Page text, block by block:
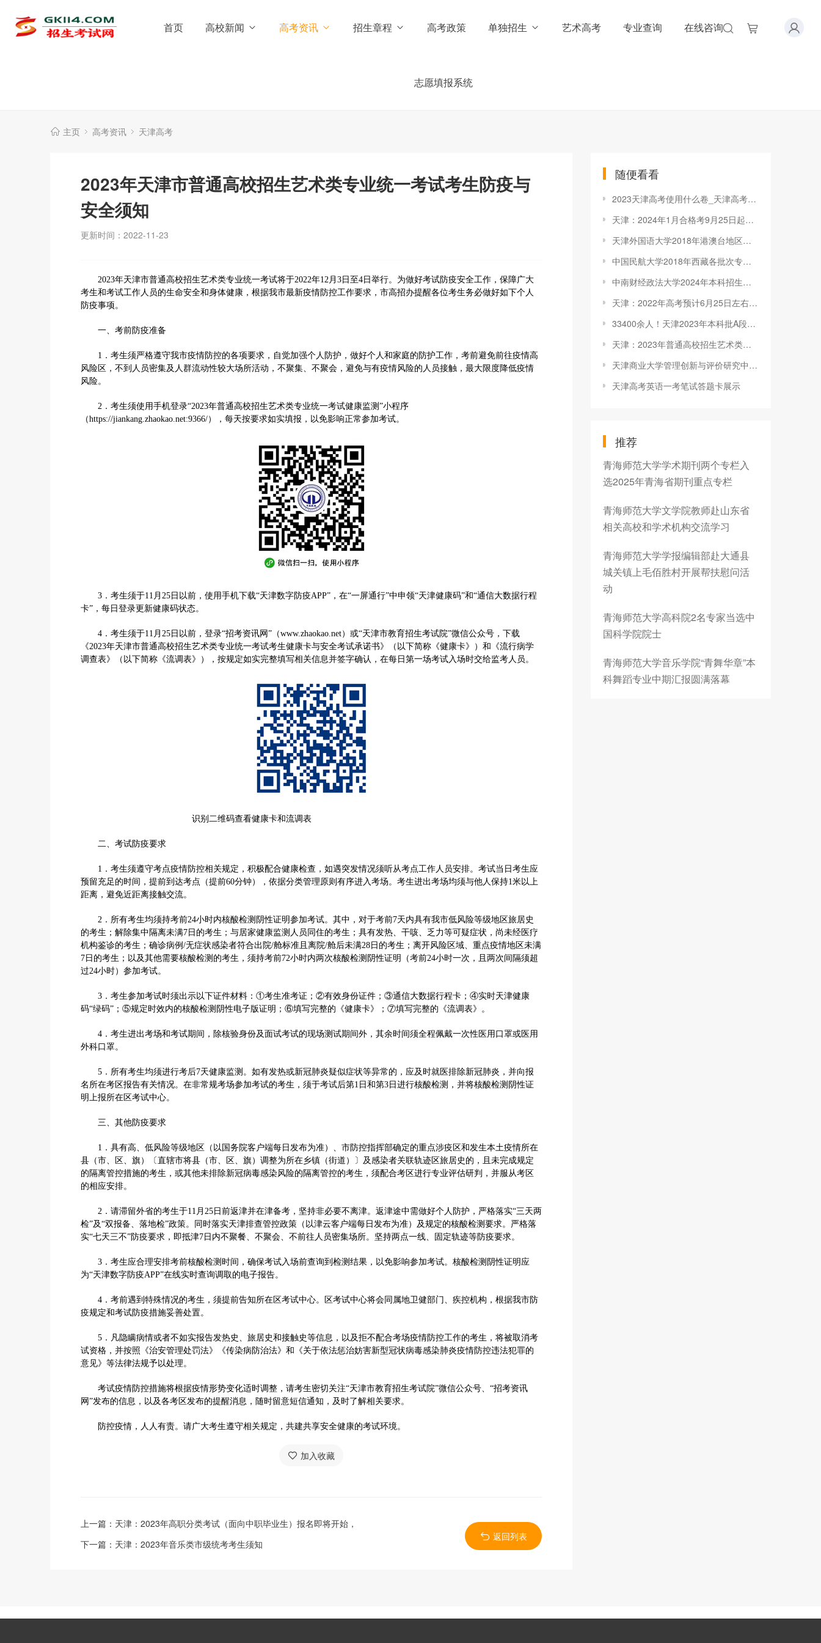
首页 高校新闻 高考资讯 招生章程 高考政策 单独招生 艺术高考 专业查询 在线咨询
志愿填报系统
主页 高考资讯 天津高考
2023年天津市普通高校招生艺术类专业统一考试考生防疫与
安全须知
更新时间：2022-11-23
2023年天津市普通高校招生艺术类专业统一考试将于2022年12月3日至4日举行。为做好考试防疫安全工作，保障广大
考生和考试工作人员的生命安全和身体健康，根据我市最新疫情防控工作要求，市高招办提醒各位考生务必做好如下个人
防疫事项。
一、考前防疫准备
1．考生须严格遵守我市疫情防控的各项要求，自觉加强个人防护，做好个人和家庭的防护工作，考前避免前往疫情高
风险区，不到人员密集及人群流动性较大场所活动，不聚集、不聚会，避免与有疫情风险的人员接触，最大限度降低疫情
风险。
2．考生须使用手机登录“2023年普通高校招生艺术类专业统一考试健康监测”小程序
（https://jiankang.zhaokao.net:9366/），每天按要求如实填报，以免影响正常参加考试。
3．考生须于11月25日以前，使用手机下载“天津数字防疫APP”，在“一屏通行”中申领“天津健康码”和“通信大数据行程
卡”，每日登录更新健康码状态。
4．考生须于11月25日以前，登录“招考资讯网”（www.zhaokao.net）或“天津市教育招生考试院”微信公众号，下载
《2023年天津市普通高校招生艺术类专业统一考试考生健康卡与安全考试承诺书》（以下简称《健康卡》）和《流行病学
调查表》（以下简称《流调表》），按规定如实完整填写相关信息并签字确认，在每日第一场考试入场时交给监考人员。
识别二维码查看健康卡和流调表
二、考试防疫要求
1．考生须遵守考点疫情防控相关规定，积极配合健康检查，如遇突发情况须听从考点工作人员安排。考试当日考生应
预留充足的时间，提前到达考点（提前60分钟），依据分类管理原则有序进入考场。考生进出考场均须与他人保持1米以上
距离，避免近距离接触交流。
2．所有考生均须持考前24小时内核酸检测阴性证明参加考试。其中，对于考前7天内具有我市低风险等级地区旅居史
的考生；解除集中隔离未满7日的考生；与居家健康监测人员同住的考生；具有发热、干咳、乏力等可疑症状，尚未经医疗
机构鉴诊的考生；确诊病例/无症状感染者符合出院/舱标准且离院/舱后未满28日的考生；离开风险区域、重点疫情地区未满
7日的考生；以及其他需要核酸检测的考生，须持考前72小时内两次核酸检测阴性证明（考前24小时一次，且两次间隔须超
过24小时）参加考试。
3．考生参加考试时须出示以下证件材料：①考生准考证；②有效身份证件；③通信大数据行程卡；④实时天津健康
码“绿码”；⑤规定时效内的核酸检测阴性电子版证明；⑥填写完整的《健康卡》；⑦填写完整的《流调表》。
4．考生进出考场和考试期间，除核验身份及面试考试的现场测试期间外，其余时间须全程佩戴一次性医用口罩或医用
外科口罩。
5．所有考生均须进行考后7天健康监测。如有发热或新冠肺炎疑似症状等异常的，应及时就医排除新冠肺炎，并向报
名所在考区报告有关情况。在非常规考场参加考试的考生，须于考试后第1日和第3日进行核酸检测，并将核酸检测阴性证
明上报所在区考试中心。
三、其他防疫要求
1．具有高、低风险等级地区（以国务院客户端每日发布为准）、市防控指挥部确定的重点涉疫区和发生本土疫情所在
县（市、区、旗）〔直辖市将县（市、区、旗）调整为所在乡镇（街道）〕及感染者关联轨迹区旅居史的，且未完成规定
的隔离管控措施的考生，或其他未排除新冠病毒感染风险的隔离管控的考生，须配合考区进行专业评估研判，并服从考区
的相应安排。
2．请滞留外省的考生于11月25日前返津并在津备考，坚持非必要不离津。返津途中需做好个人防护，严格落实“三天两
检”及“双报备、落地检”政策。同时落实天津排查管控政策（以津云客户端每日发布为准）及规定的核酸检测要求。严格落
实“七天三不”防疫要求，即抵津7日内不聚餐、不聚会、不前往人员密集场所。坚持两点一线、固定轨迹等防疫要求。
3．考生应合理安排考前核酸检测时间，确保考试入场前查询到检测结果，以免影响参加考试。核酸检测阴性证明应
为“天津数字防疫APP”在线实时查询调取的电子报告。
4．考前遇到特殊情况的考生，须提前告知所在区考试中心。区考试中心将会同属地卫健部门、疾控机构，根据我市防
疫规定和考试防疫措施妥善处置。
5．凡隐瞒病情或者不如实报告发热史、旅居史和接触史等信息，以及拒不配合考场疫情防控工作的考生，将被取消考
试资格，并按照《治安管理处罚法》《传染病防治法》和《关于依法惩治妨害新型冠状病毒感染肺炎疫情防控违法犯罪的
意见》等法律法规予以处理。
考试疫情防控措施将根据疫情形势变化适时调整，请考生密切关注“天津市教育招生考试院”微信公众号、“招考资讯
网”发布的信息，以及各考区发布的提醒消息，随时留意短信通知，及时了解相关要求。
防控疫情，人人有责。请广大考生遵守相关规定，共建共享安全健康的考试环境。
加入收藏
上一篇： 天津：2023年高职分类考试（面向中职毕业生）报名即将开始，
下一篇： 天津：2023年音乐类市级统考考生须知
返回列表
随便看看
2023天津高考使用什么卷_天津高考试卷类型
天津：2024年1月合格考9月25日起报名
天津外国语大学2018年港澳台地区联招录取分数线
中国民航大学2018年西藏各批次专业录取分数线
中南财经政法大学2024年本科招生录取分数线（天津普通本科批）
天津：2022年高考预计6月25日左右公布考生成绩
33400余人！天津2023年本科批A段录取人数公布
天津：2023年普通高校招生艺术类专业统一考试和三二分段考试顺利举行
天津商业大学管理创新与评价研究中心召开2018年度学术委员会会议
天津高考英语一考笔试答题卡展示
推荐
青海师范大学学术期刊两个专栏入
选2025年青海省期刊重点专栏
青海师范大学文学院教师赴山东省
相关高校和学术机构交流学习
青海师范大学学报编辑部赴大通县
城关镇上毛佰胜村开展帮扶慰问活
动
青海师范大学高科院2名专家当选中
国科学院院士
青海师范大学音乐学院“青舞华章”本
科舞蹈专业中期汇报圆满落幕